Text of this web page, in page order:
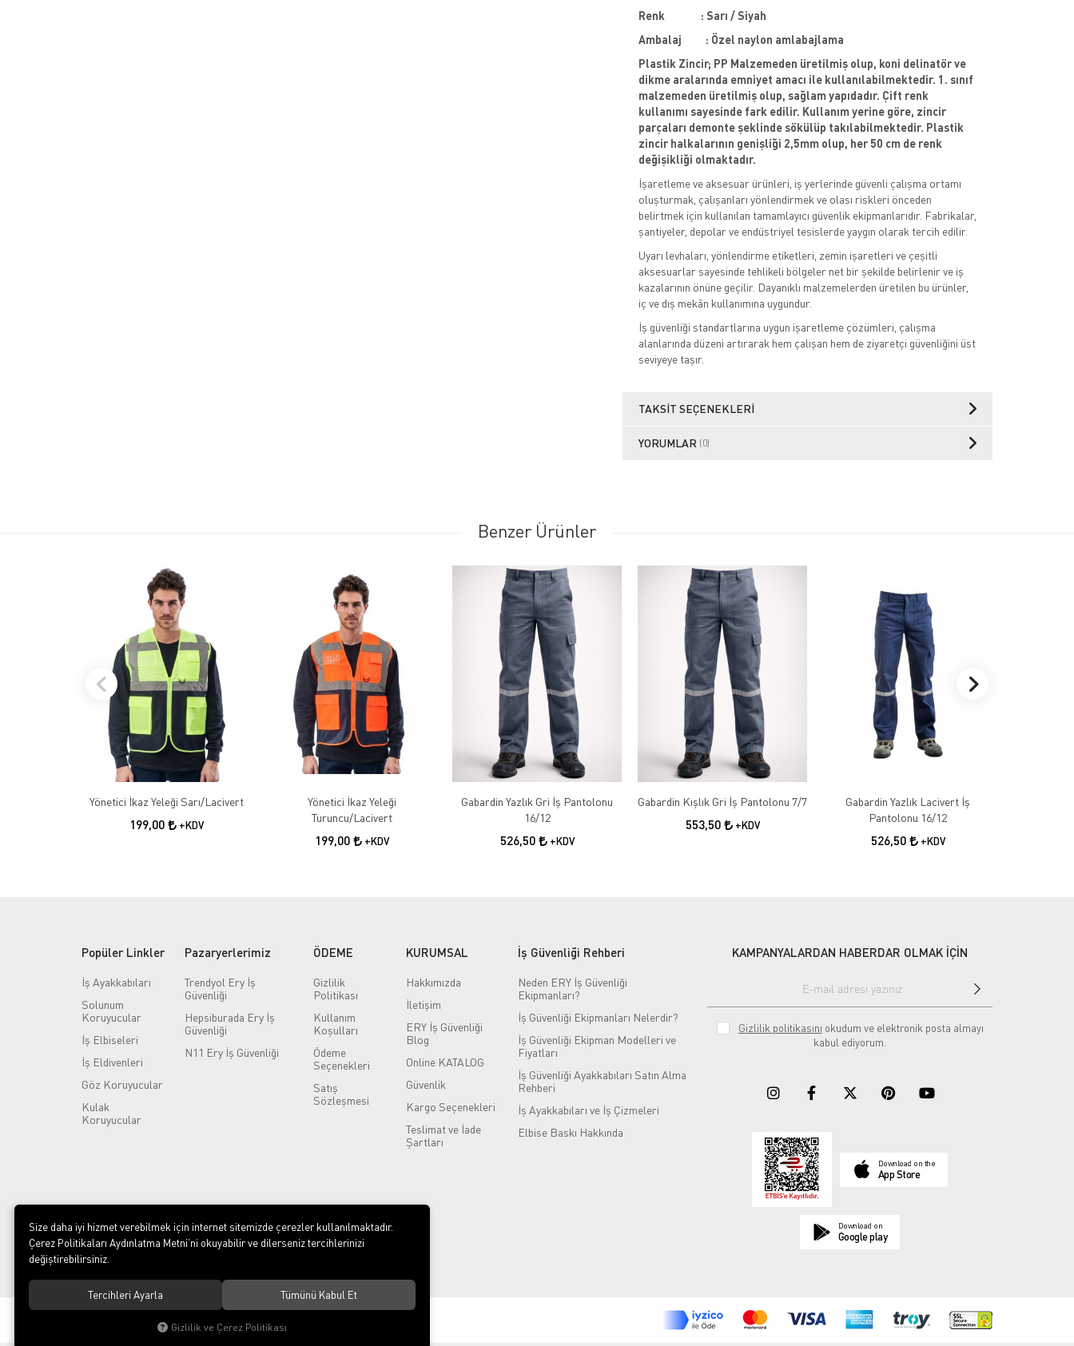
Renk : Sarı / Siyah
Ambalaj : Özel naylon amlabajlama
Plastik Zincir; PP Malzemeden üretilmiş olup, koni delinatör ve
dikme aralarında emniyet amacı ile kullanılabilmektedir. 1. sınıf
malzemeden üretilmiş olup, sağlam yapıdadır. Çift renk
kullanımı sayesinde fark edilir. Kullanım yerine göre, zincir
parçaları demonte şeklinde sökülüp takılabilmektedir. Plastik
zincir halkalarının genişliği 2,5mm olup, her 50 cm de renk
değişikliği olmaktadır.
İşaretleme ve aksesuar ürünleri, iş yerlerinde güvenli çalışma ortamı
oluşturmak, çalışanları yönlendirmek ve olası riskleri önceden
belirtmek için kullanılan tamamlayıcı güvenlik ekipmanlarıdır. Fabrikalar,
şantiyeler, depolar ve endüstriyel tesislerde yaygın olarak tercih edilir.
Uyarı levhaları, yönlendirme etiketleri, zemin işaretleri ve çeşitli
aksesuarlar sayesinde tehlikeli bölgeler net bir şekilde belirlenir ve iş
kazalarının önüne geçilir. Dayanıklı malzemelerden üretilen bu ürünler,
iç ve dış mekân kullanımına uygundur.
İş güvenliği standartlarına uygun işaretleme çözümleri, çalışma
alanlarında düzeni artırarak hem çalışan hem de ziyaretçi güvenliğini üst
seviyeye taşır.
TAKSIT SEÇENEKLERI
YORUMLAR (0)
Benzer Ürünler
Yönetici İkaz Yeleği Sarı/Lacivert
199,00 +KDV
Yönetici İkaz Yeleği
Turuncu/Lacivert
199,00 +KDV
Gabardin Yazlık Gri İş Pantolonu
16/12
526,50 +KDV
Gabardin Kışlık Gri İş Pantolonu 7/7
553,50 +KDV
Gabardin Yazlık Lacivert İş
Pantolonu 16/12
526,50 +KDV
Popüler Linkler
İş Ayakkabıları
Solunum
Koruyucular
İş Elbiseleri
İş Eldivenleri
Göz Koruyucular
Kulak
Koruyucular
Pazaryerlerimiz
Trendyol Ery İş
Güvenliği
Hepsiburada Ery İş
Güvenliği
N11 Ery İş Güvenliği
ÖDEME
Gizlilik
Politikası
Kullanım
Koşulları
Ödeme
Seçenekleri
Satış
Sözleşmesi
KURUMSAL
Hakkımızda
İletişim
ERY İş Güvenliği
Blog
Online KATALOG
Güvenlik
Kargo Seçenekleri
Teslimat ve İade
Şartları
İş Güvenliği Rehberi
Neden ERY İş Güvenliği
Ekipmanları?
İş Güvenliği Ekipmanları Nelerdir?
İş Güvenliği Ekipman Modelleri ve
Fiyatları
İş Güvenliği Ayakkabıları Satın Alma
Rehberi
İş Ayakkabıları ve İş Çizmeleri
Elbise Baskı Hakkında
KAMPANYALARDAN HABERDAR OLMAK İÇİN
Gizlilik politikasını okudum ve elektronik posta almayı
kabul ediyorum.
Download on the
App Store
Download on
Google play
ERY İş Güvenliği Ekipmanları
Size daha iyi hizmet verebilmek için internet sitemizde çerezler kullanılmaktadır.
Çerez Politikaları Aydınlatma Metni’ni okuyabilir ve dilerseniz tercihlerinizi
değiştirebilirsiniz.
Tercihleri Ayarla Tümünü Kabul Et
Gizlilik ve Çerez Politikası